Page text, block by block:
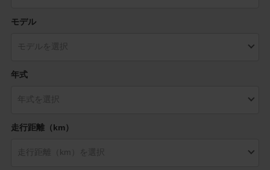
モデル
年式
走行距離（km）